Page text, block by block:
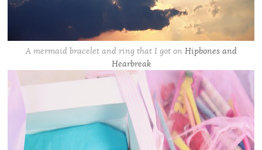
A mermaid bracelet and ring that I got on Hipbones and
Hearbreak